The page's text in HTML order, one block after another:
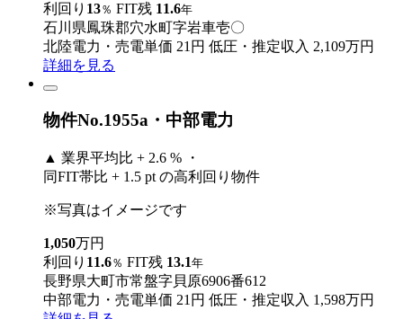
利回り 13％ FIT残 11.6年
石川県鳳珠郡穴水町字岩車壱〇
北陸電力・売電単価 21円 低圧・推定収入 2,109万円
詳細を見る
物件No.1955a・中部電力
▲ 業界平均比 + 2.6 % ・
同FIT帯比 + 1.5 pt の高利回り物件
※写真はイメージです
1,050万円
利回り 11.6％ FIT残 13.1年
長野県大町市常盤字貝原6906番612
中部電力・売電単価 21円 低圧・推定収入 1,598万円